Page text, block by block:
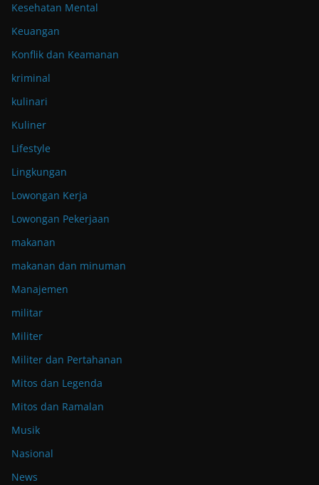
Kesehatan Mental
Keuangan
Konflik dan Keamanan
kriminal
kulinari
Kuliner
Lifestyle
Lingkungan
Lowongan Kerja
Lowongan Pekerjaan
makanan
makanan dan minuman
Manajemen
militar
Militer
Militer dan Pertahanan
Mitos dan Legenda
Mitos dan Ramalan
Musik
Nasional
News